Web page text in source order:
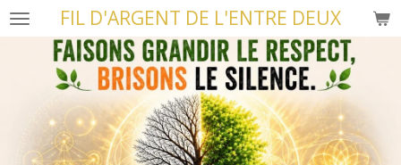
Passer
au
contenu
principal
FIL D'ARGENT DE L'ENTRE DEUX